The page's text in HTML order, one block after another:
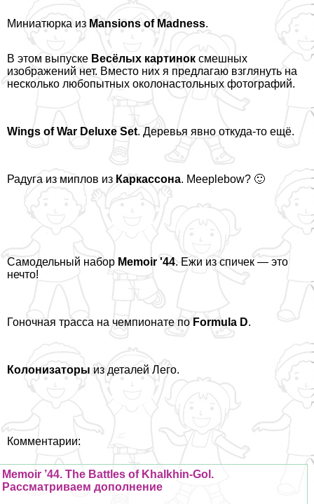
Миниатюрка из Mansions of Madness.
В этом выпуске Весёлых картинок смешных
изображений нет. Вместо них я предлагаю взглянуть на
несколько любопытных околонастольных фотографий.
Wings of War Deluxe Set. Деревья явно откуда-то ещё.
Радуга из миплов из Каркассона. Meeplebow? 🙂
Самодельный набор Memoir '44. Ежи из спичек — это
нечто!
Гоночная трасса на чемпионате по Formula D.
Колонизаторы из деталей Лего.
Комментарии:
Memoir ’44. The Battles of Khalkhin-Gol.
Рассматриваем дополнение